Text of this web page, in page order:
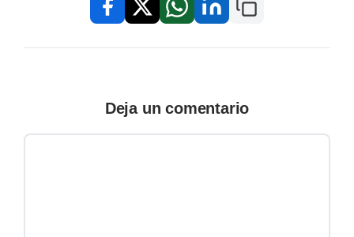
FacebookX / TwitterWhatsAppLinkedInCopiar enlace
Deja un comentario
Comentario